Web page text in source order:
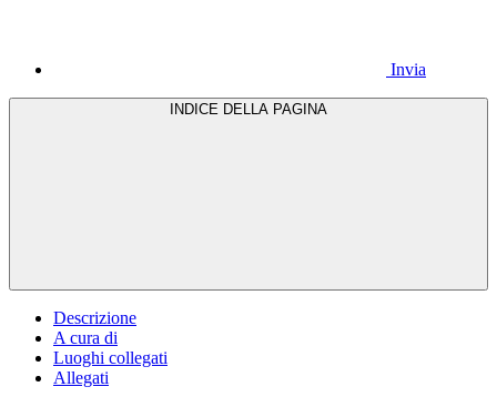
Invia
Descrizione
A cura di
Luoghi collegati
Allegati